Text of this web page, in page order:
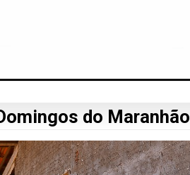
do Maranhão